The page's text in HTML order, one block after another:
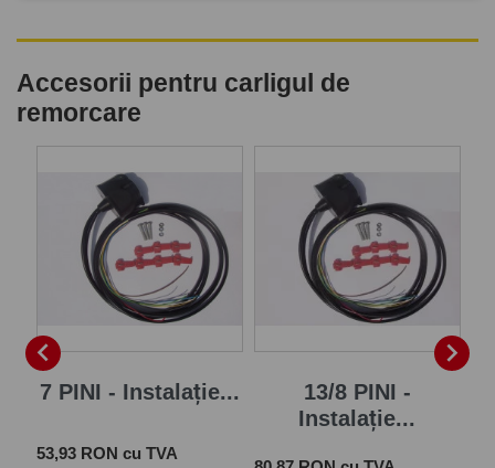
Accesorii pentru carligul de
remorcare

7 PINI - Instalație...
Pret
53,93 RON cu TVA
13/8 PINI -
Instalație...
